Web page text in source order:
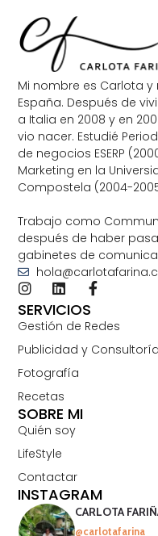
Mi nombre es Carlota
España. Después de
a Italia en 2008 y en
vio nacer. Estudié
de negocios ESERP
Marketing en la
Compostela (2004-
Trabajo como
después de haber
gabinetes de
SOBRE MI
Quién soy
LifeStyle
Contactar
SERVICIOS
Gestión de Redes
Publicidad y Consultoría
Fotografía
Recetas
INSTAGRAM
CARLOTA
@carlotafarina